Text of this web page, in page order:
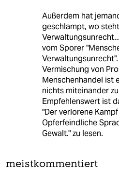
Außerdem hat
geschlampt, wo
vom Sporer
Vermischung von
Menschenhandel ist
nichts miteinander
Empfehlenswert ist
"Der verlorene
Opferfeindliche
Gewalt." zu lesen.
meistkommentiert